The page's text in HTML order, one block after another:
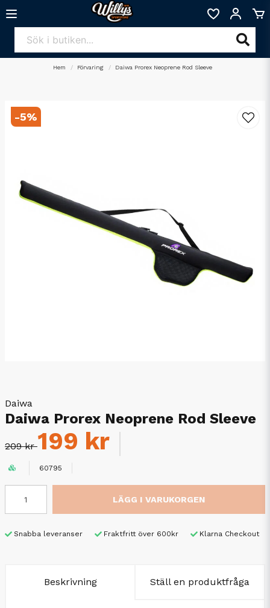
Hem Förvaring Daiwa Prorex Neoprene Rod Sleeve
-5%
Daiwa
Daiwa Prorex Neoprene Rod Sleeve
209 kr199 kr
60795
LÄGG I VARUKORGEN
Snabba leveranser Fraktfritt över 600kr Klarna Checkout
Beskrivning Ställ en produktfråga